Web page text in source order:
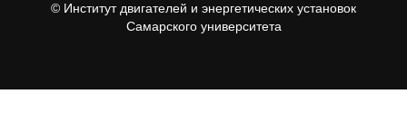
© Институт двигателей и энергетических установок
Самарского университета